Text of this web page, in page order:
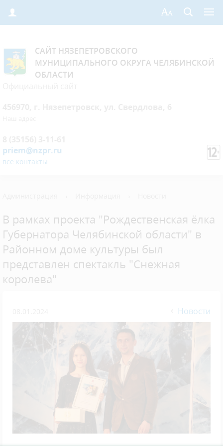
САЙТ НЯЗЕПЕТРОВСКОГО
МУНИЦИПАЛЬНОГО ОКРУГА ЧЕЛЯБИНСКОЙ
ОБЛАСТИ
priem@nzpr.ru
все контакты
В рамках проекта "Рождественская ёлка
Губернатора Челябинской области" в
Районном доме культуры был
представлен спектакль "Снежная
королева"
Новости